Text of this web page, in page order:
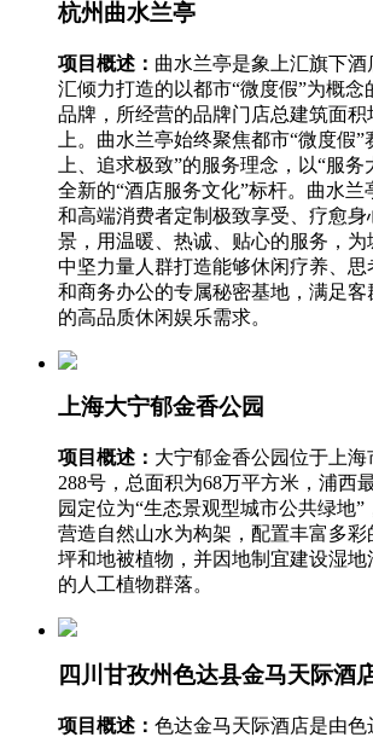
杭州曲水兰亭
项目概述： 曲水兰亭是象上汇旗下酒
汇倾力打造的以都市“微度假”为概念
品牌，所经营的品牌门店总建筑面积
上。曲水兰亭始终聚焦都市“微度假
上、追求极致”的服务理念，以“服
全新的“酒店服务文化”标杆。曲水兰
和高端消费者定制极致享受、疗愈身
景，用温暖、热诚、贴心的服务，为
中坚力量人群打造能够休闲疗养、
和商务办公的专属秘密基地，满足
的高品质休闲娱乐需求。
上海大宁郁金香公园
项目概述： 大宁郁金香公园位于上
288号，总面积为68万平方米，浦西
园定位为“生态景观型城市公共绿地”
营造自然山水为构架，配置丰富多
坪和地被植物，并因地制宜建设湿地
的人工植物群落。
四川甘孜州色达县金马天际酒
项目概述： 色达金马天际酒店是由